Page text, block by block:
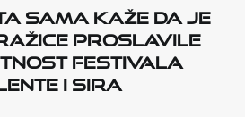
sama kaže da je
proslavile
Festivala
i sira